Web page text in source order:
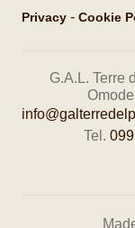
Privacy - Cookie
G.A.L. Terre
Tel.